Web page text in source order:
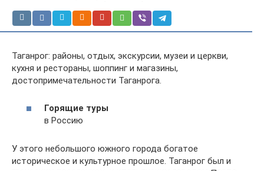
Таганрог: районы, отдых, экскурсии, музеи и церкви,
кухня и рестораны, шоппинг и магазины,
достопримечательности Таганрога.
Горящие туры
в Россию
У этого небольшого южного города богатое
историческое и культурное прошлое. Таганрог был и